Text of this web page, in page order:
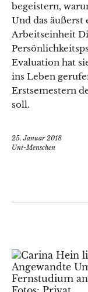
begeistern,
Und das
Arbeitseinheit
Evaluation hat
ins Leben
Erstsemestern
soll.
25. Januar 2018
Uni-Menschen